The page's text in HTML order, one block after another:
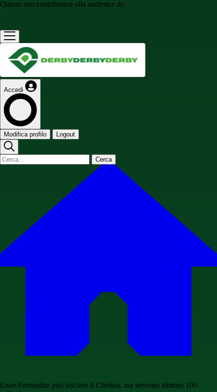
Questo sito contribuisce alla audience de
Accedi
Modifica profilo Logout
Cerca
Enzo Fernandez può lasciare il Chelsea, ma servono almeno 100